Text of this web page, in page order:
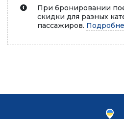
При бронировании
скидки для разных
пассажиров.